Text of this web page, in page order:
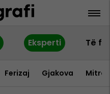
Eksperti Të
Ferizaj Gjakova